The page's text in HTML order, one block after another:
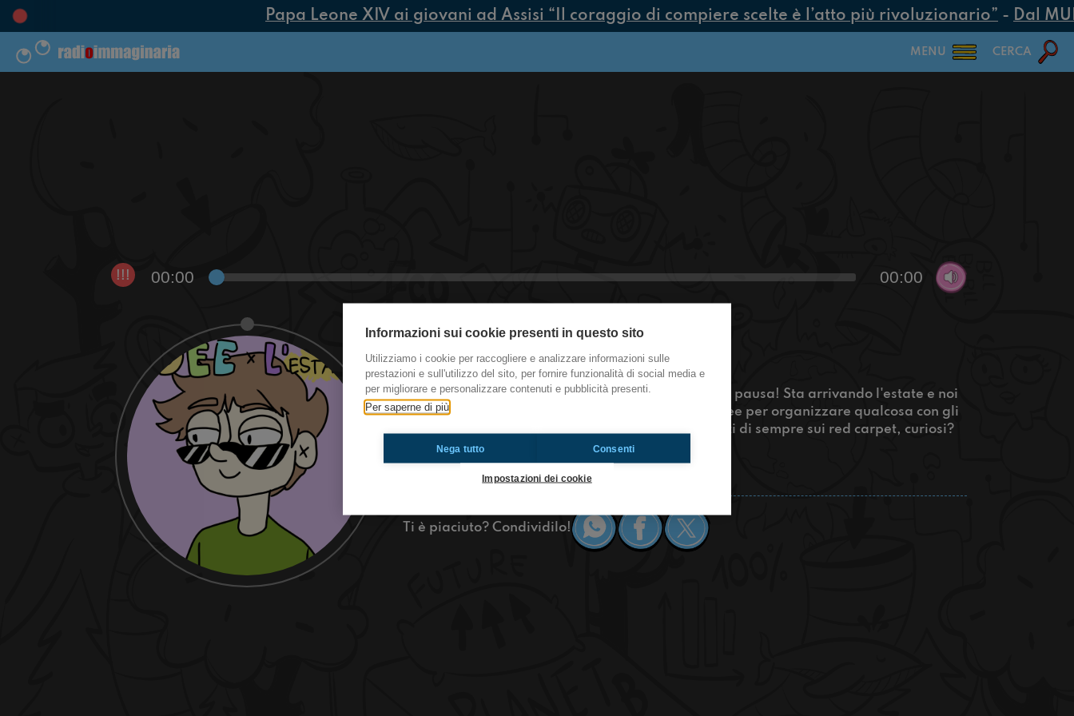
Papa Leone XIV ai giovani ad Assisi “Il coraggio di compiere scelte è l’atto più rivoluzionario”-Dal
MENU CERCA
!!! 00:00 00:00
#Toscanella Idee per l'estate!
Bella rega, siamo tornati dopo alcune settimane di pausa! Sta arrivando l'estate e noi
siamo qui giusto in tempo per aiutarvi con delle idee per organizzare qualcosa con gli
amici. inoltre parleremo anche degli abiti più brutti di sempre sui red carpet, curiosi?
Toscanella
Ti è piaciuto? Condividilo!
Informazioni sui cookie presenti in questo sito
Utilizziamo i cookie per raccogliere e analizzare informazioni sulle
prestazioni e sull'utilizzo del sito, per fornire funzionalità di social media e
per migliorare e personalizzare contenuti e pubblicità presenti.
Per saperne di più
Nega tutto Consenti
Impostazioni dei cookie